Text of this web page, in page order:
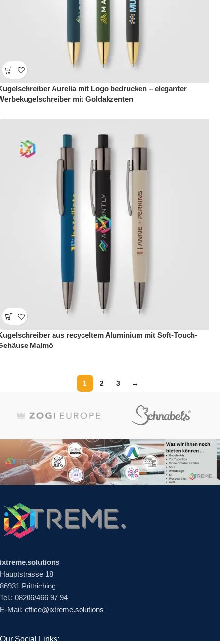
Aurelia mit Logo bedrucken – eleganter
mit Goldakzenten
aus recyceltem Aluminium mit Soft-Touch-
Malmö
1 2 3 →
ixtreme.solutions
Hauptstrasse 18
86931 Prittriching
Tel.: 08206/466 97 94
E-Mail: office@ixtreme.solutions
Our Social Links: